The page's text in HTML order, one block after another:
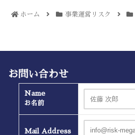
ホーム 事業運営リスク
お問い合わせ
Name
お名前
Mail Address